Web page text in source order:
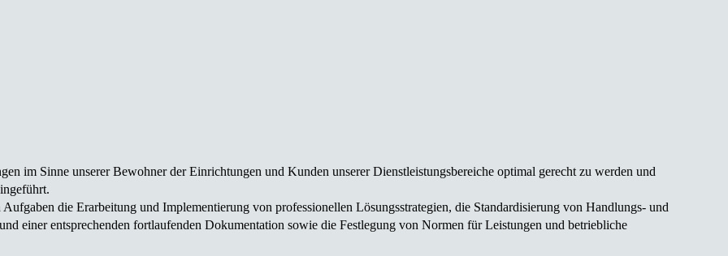
im Sinne unserer Bewohner der Einrich­tungen und Kunden unserer Dienst­leistungs­bereiche optimal gerecht zu werden und
die Erarbeitung und Implemen­tierung von profes­sionellen Lösungs­strategien, die Standardisierung von Handlungs- und
einer entsprechenden fortlaufenden Dokumentation sowie die Festlegung von Normen für Leistungen und betriebliche